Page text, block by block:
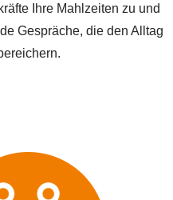
Ihre Mahlzeiten zu und
Gespräche, die den Alltag